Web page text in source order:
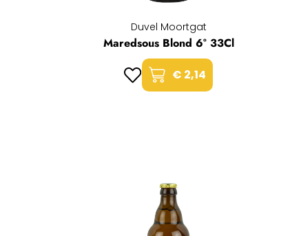
Duvel Moortgat
Maredsous Blond 6° 33Cl
€ 2,14